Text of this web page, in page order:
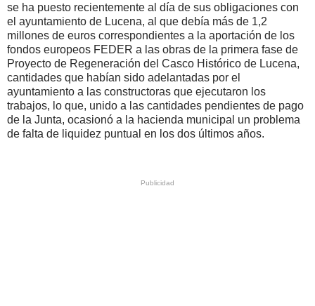
se ha puesto recientemente al día de sus obligaciones con
el ayuntamiento de Lucena, al que debía más de 1,2
millones de euros correspondientes a la aportación de los
fondos europeos FEDER a las obras de la primera fase de
Proyecto de Regeneración del Casco Histórico de Lucena,
cantidades que habían sido adelantadas por el
ayuntamiento a las constructoras que ejecutaron los
trabajos, lo que, unido a las cantidades pendientes de pago
de la Junta, ocasionó a la hacienda municipal un problema
de falta de liquidez puntual en los dos últimos años.